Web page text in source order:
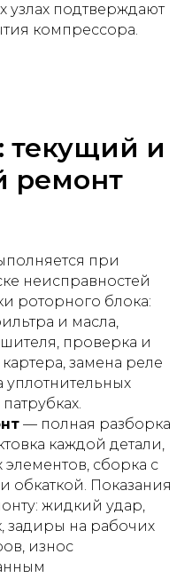
подтверждают
компрессора.
текущий и
ремонт
при
неисправностей
роторного блока:
и масла,
проверка и
замена реле
уплотнительных
— полная разборка
каждой детали,
сборка с
обкаткой. Показания
жидкий удар,
задиры на рабочих
износ